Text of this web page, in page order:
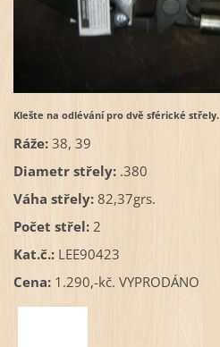
Klešte na odlévání pro dvě sférické střely.
Ráže: 38, 39
Diametr střely:.380
Váha střely:82,37grs.
Počet střel:2
Kat.č.: LEE90423
Cena:1.290,-kč. VYPRODÁNO